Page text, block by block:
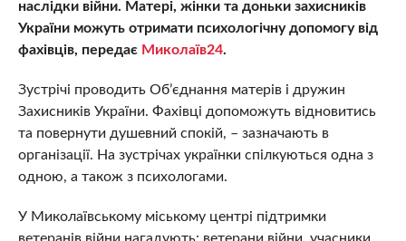
наслідки війни. Матері, жінки та доньки захисників
України можуть отримати психологічну допомогу від
фахівців, передає Миколаїв24.
Зустрічі проводить Обʼєднання матерів і дружин
Захисників України. Фахівці допоможуть відновитись
та повернути душевний спокій, – зазначають в
організації. На зустрічах українки спілкуються одна з
одною, а також з психологами.
У Миколаївському міському центрі підтримки